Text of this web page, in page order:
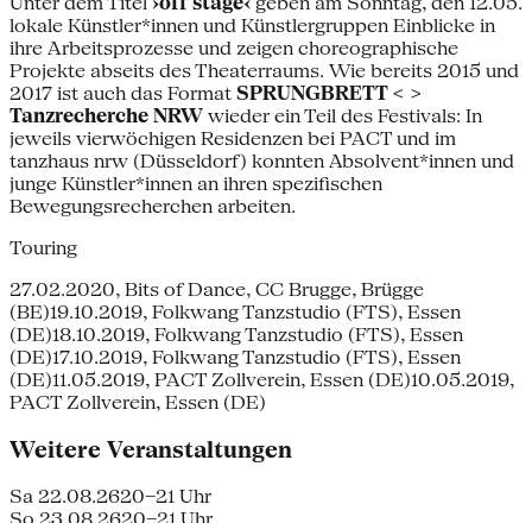
lokale Künstler*innen und Künstlergruppen Einblicke in
ihre Arbeitsprozesse und zeigen choreographische
Projekte abseits des Theaterraums. Wie bereits 2015 und
2017 ist auch das Format SPRUNGBRETT < >
Tanzrecherche NRW wieder ein Teil des Festivals: In
jeweils vierwöchigen Residenzen bei PACT und im
tanzhaus nrw (Düsseldorf) konnten Absolvent*innen und
junge Künstler*innen an ihren spezifischen
Bewegungsrecherchen arbeiten.
Touring
27.02.2020, Bits of Dance, CC Brugge, Brügge
(BE)19.10.2019, Folkwang Tanzstudio (FTS), Essen
(DE)18.10.2019, Folkwang Tanzstudio (FTS), Essen
(DE)17.10.2019, Folkwang Tanzstudio (FTS), Essen
(DE)11.05.2019, PACT Zollverein, Essen (DE)10.05.2019,
PACT Zollverein, Essen (DE)
Weitere Veranstaltungen
Sa 22.08.2620–21 Uhr